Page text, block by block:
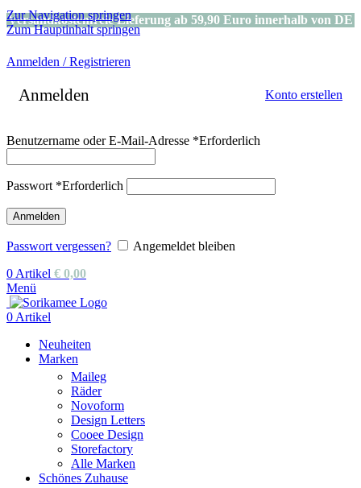
Zur Navigation springen
Zum Hauptinhalt springen
Versandkostenfreie Lieferung ab 59,90 Euro innerhalb von DE
Anmelden / Registrieren
Anmelden Konto erstellen
Benutzername oder E-Mail-Adresse *Erforderlich
Passwort *Erforderlich
Anmelden
Passwort vergessen?
Angemeldet bleiben
0 Artikel € 0,00
Menü
0 Artikel
Neuheiten
Marken
Maileg
Räder
Novoform
Design Letters
Cooee Design
Storefactory
Alle Marken
Schönes Zuhause